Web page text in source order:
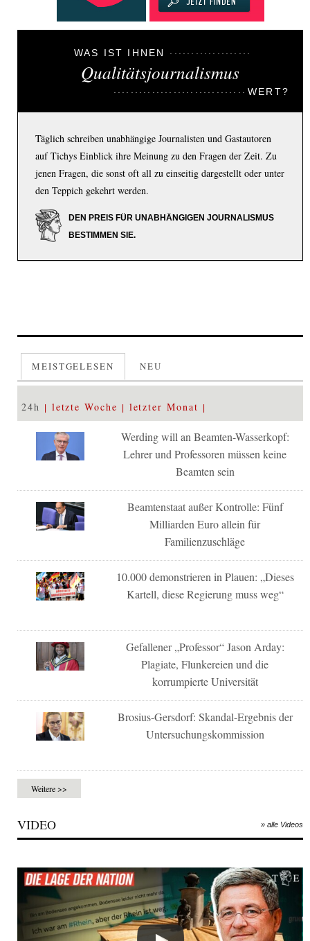
WAS IST IHNEN
Qualitätsjournalismus
WERT?
Täglich schreiben unabhängige Journalisten und Gastautoren
auf Tichys Einblick ihre Meinung zu den Fragen der Zeit. Zu
jenen Fragen, die sonst oft all zu einseitig dargestellt oder unter
den Teppich gekehrt werden.
DEN PREIS FÜR UNABHÄNGIGEN JOURNALISMUS
BESTIMMEN SIE.
MEISTGELESEN NEU
24h letzte Woche letzter Monat
Werding will an Beamten-Wasserkopf:
Lehrer und Professoren müssen keine
Beamten sein
Beamtenstaat außer Kontrolle: Fünf
Milliarden Euro allein für
Familienzuschläge
10.000 demonstrieren in Plauen: „Dieses
Kartell, diese Regierung muss weg“
Gefallener „Professor“ Jason Arday:
Plagiate, Flunkereien und die
korrumpierte Universität
Brosius-Gersdorf: Skandal-Ergebnis der
Untersuchungskommission
Weitere >>
VIDEO » alle Videos